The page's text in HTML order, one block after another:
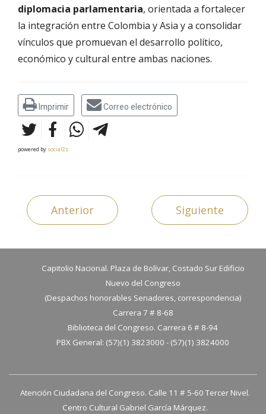
diplomacia parlamentaria, orientada a fortalecer
la integración entre Colombia y Asia y a consolidar
vínculos que promuevan el desarrollo político,
económico y cultural entre ambas naciones.
Imprimir Correo electrónico
powered by social2s
Anterior Siguiente
Capitolio Nacional. Plaza de Bolívar, Costado Sur Edificio
Nuevo del Congreso
(Despachos honorables Senadores, correspondencia)
Carrera 7 # 8-68
Biblioteca del Congreso. Carrera 6 # 8-94
PBX General: (57)(1) 3823000 - (57)(1) 3824000
Atención Ciudadana del Congreso. Calle 11 # 5-60 Tercer Nivel.
Centro Cultural Gabriel García Márquez.